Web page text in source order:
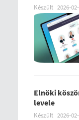
Készült 2026-
Elnöki
levele
Készült 2026-